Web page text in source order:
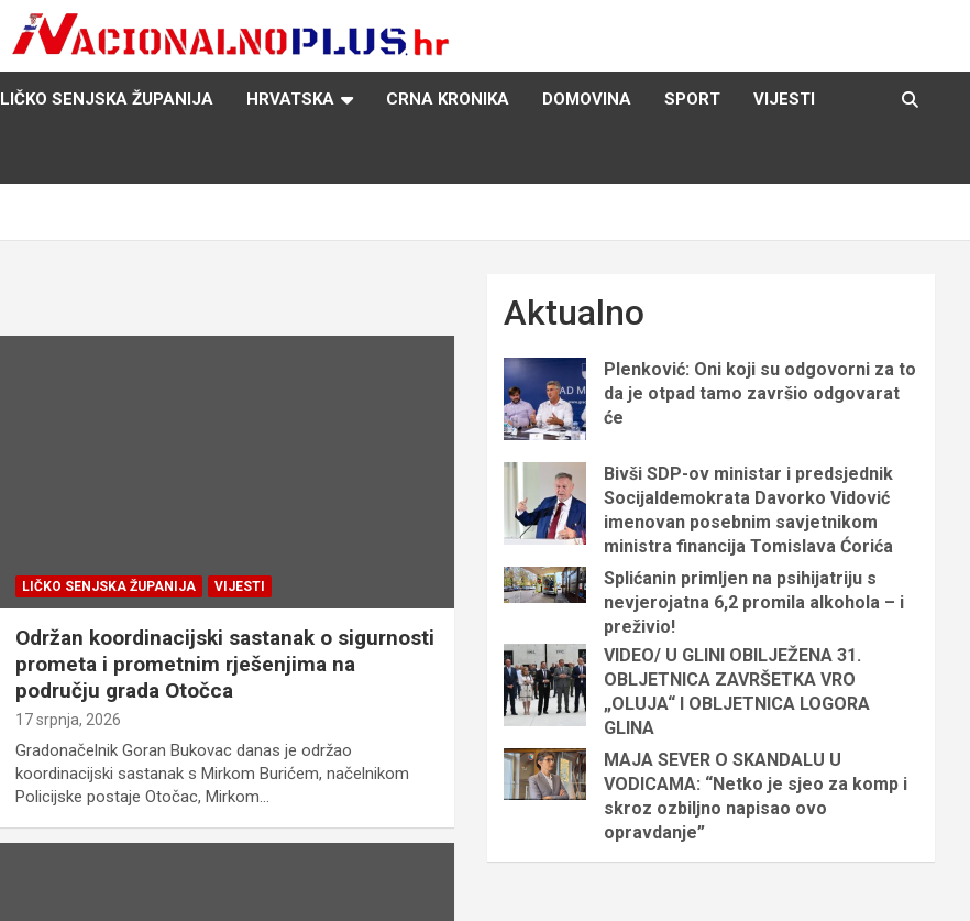
NacionalnoPlus.hr
Nacija želi znati više
LIČKO SENJSKA ŽUPANIJA HRVATSKA CRNA KRONIKA DOMOVINA SPORT VIJESTI
LIČKO SENJSKA ŽUPANIJA VIJESTI
Održan koordinacijski sastanak o sigurnosti
prometa i prometnim rješenjima na
području grada Otočca
17 srpnja, 2026
Gradonačelnik Goran Bukovac danas je održao
koordinacijski sastanak s Mirkom Burićem, načelnikom
Policijske postaje Otočac, Mirkom…
Aktualno
Plenković: Oni koji su odgovorni za to
da je otpad tamo završio odgovarat
će
Bivši SDP-ov ministar i predsjednik
Socijaldemokrata Davorko Vidović
imenovan posebnim savjetnikom
ministra financija Tomislava Ćorića
Splićanin primljen na psihijatriju s
nevjerojatna 6,2 promila alkohola – i
preživio!
VIDEO/ U GLINI OBILJEŽENA 31.
OBLJETNICA ZAVRŠETKA VRO
„OLUJA“ I OBLJETNICA LOGORA
GLINA
MAJA SEVER O SKANDALU U
VODICAMA: “Netko je sjeo za komp i
skroz ozbiljno napisao ovo
opravdanje”